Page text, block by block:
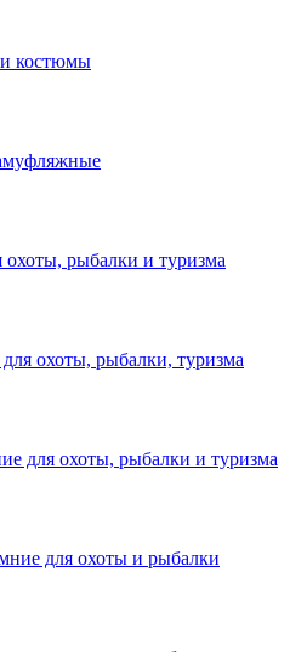
костюмы
охоты, рыбалки и туризма
охоты, рыбалки, туризма
для охоты, рыбалки и туризма
для охоты и рыбалки